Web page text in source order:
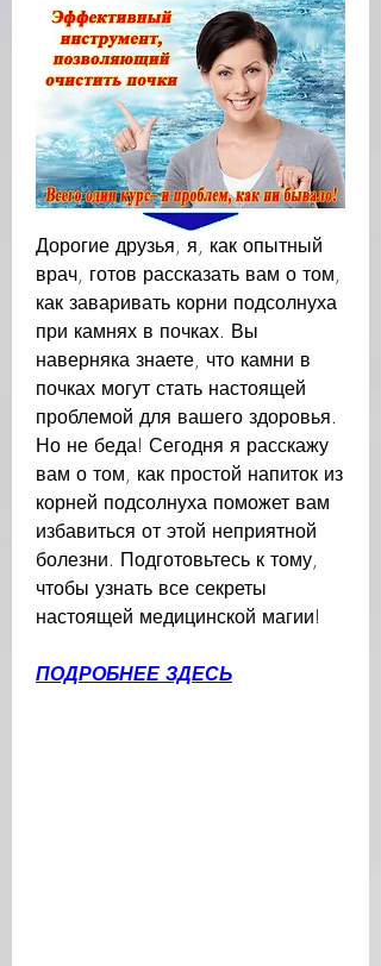
Дорогие друзья, я, как опытный
врач, готов рассказать вам о том,
как заваривать корни подсолнуха
при камнях в почках. Вы
наверняка знаете, что камни в
почках могут стать настоящей
проблемой для вашего здоровья.
Но не беда! Сегодня я расскажу
вам о том, как простой напиток из
корней подсолнуха поможет вам
избавиться от этой неприятной
болезни. Подготовьтесь к тому,
чтобы узнать все секреты
настоящей медицинской магии!
ПОДРОБНЕЕ ЗДЕСЬ